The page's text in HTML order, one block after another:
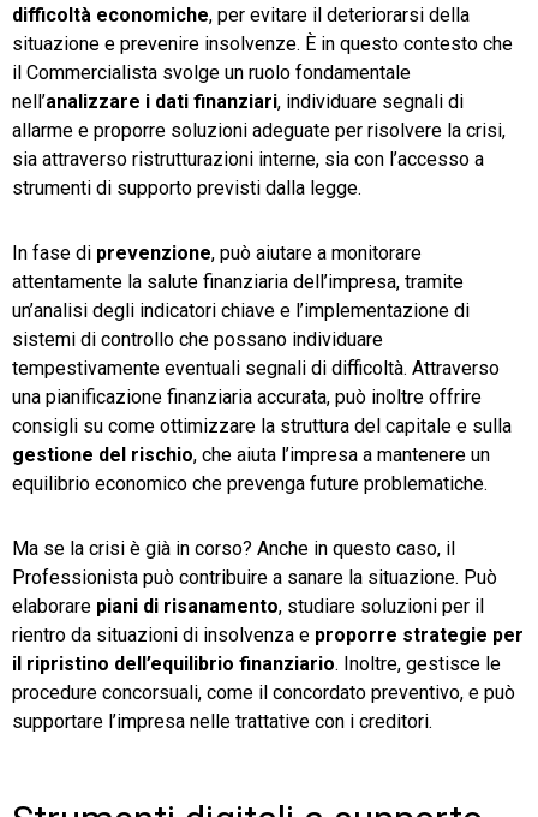
difficoltà economiche, per evitare il deteriorarsi della
situazione e prevenire insolvenze. È in questo contesto che
il Commercialista svolge un ruolo fondamentale
nell’analizzare i dati finanziari, individuare segnali di
allarme e proporre soluzioni adeguate per risolvere la crisi,
sia attraverso ristrutturazioni interne, sia con l’accesso a
strumenti di supporto previsti dalla legge.
In fase di prevenzione, può aiutare a monitorare
attentamente la salute finanziaria dell’impresa, tramite
un’analisi degli indicatori chiave e l’implementazione di
sistemi di controllo che possano individuare
tempestivamente eventuali segnali di difficoltà. Attraverso
una pianificazione finanziaria accurata, può inoltre offrire
consigli su come ottimizzare la struttura del capitale e sulla
gestione del rischio, che aiuta l’impresa a mantenere un
equilibrio economico che prevenga future problematiche.
Ma se la crisi è già in corso? Anche in questo caso, il
Professionista può contribuire a sanare la situazione. Può
elaborare piani di risanamento, studiare soluzioni per il
rientro da situazioni di insolvenza e proporre strategie per
il ripristino dell’equilibrio finanziario. Inoltre, gestisce le
procedure concorsuali, come il concordato preventivo, e può
supportare l’impresa nelle trattative con i creditori.